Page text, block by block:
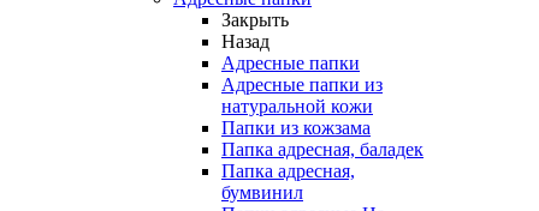
Закрыть
Назад
Адресные папки
Адресные папки из
натуральной кожи
Папки из кожзама
Папка адресная, баладек
Папка адресная,
бумвинил